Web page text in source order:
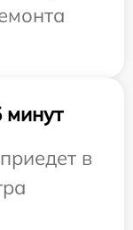
минут
в